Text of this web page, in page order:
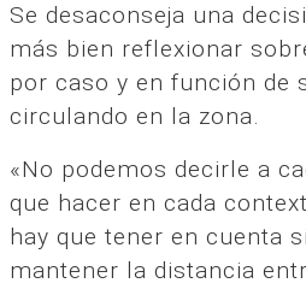
Se desaconseja una
más bien reflexionar
por caso y en función de
circulando en la zona.
«No podemos decirle a
que hacer en cada
hay que tener en cuenta
mantener la distancia